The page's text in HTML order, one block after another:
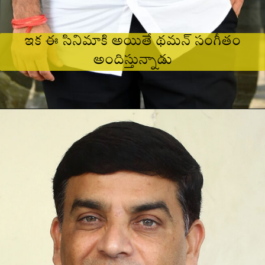
ఇక ఈ సినిమాకి అయితే థమన్ సంగీతం
అందిస్తున్నాడు